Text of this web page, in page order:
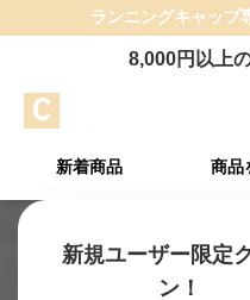
ランニングキャップ
8,000円以上
新着商品 商品
新規ユーザー限定
ン！
Cap-mania TOP